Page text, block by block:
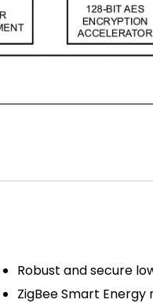
Robust and secure
ZigBee Smart Energy